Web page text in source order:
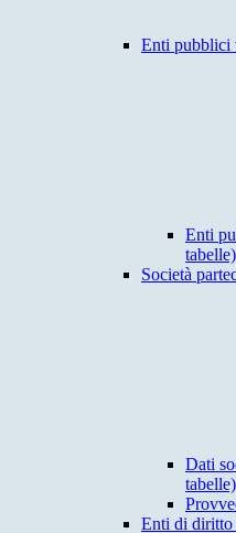
Enti pubblici
Enti
tabelle)
Società
Dati
tabelle)
Enti di diritto